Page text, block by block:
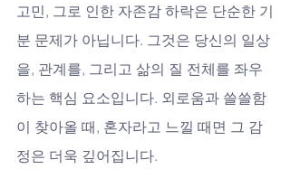
고민, 그로 인한 자존감 하락은 단순한 기
분 문제가 아닙니다. 그것은 당신의 일상
을, 관계를, 그리고 삶의 질 전체를 좌우
하는 핵심 요소입니다. 외로움과 쓸쓸함
이 찾아올 때, 혼자라고 느낄 때면 그 감
정은 더욱 깊어집니다.